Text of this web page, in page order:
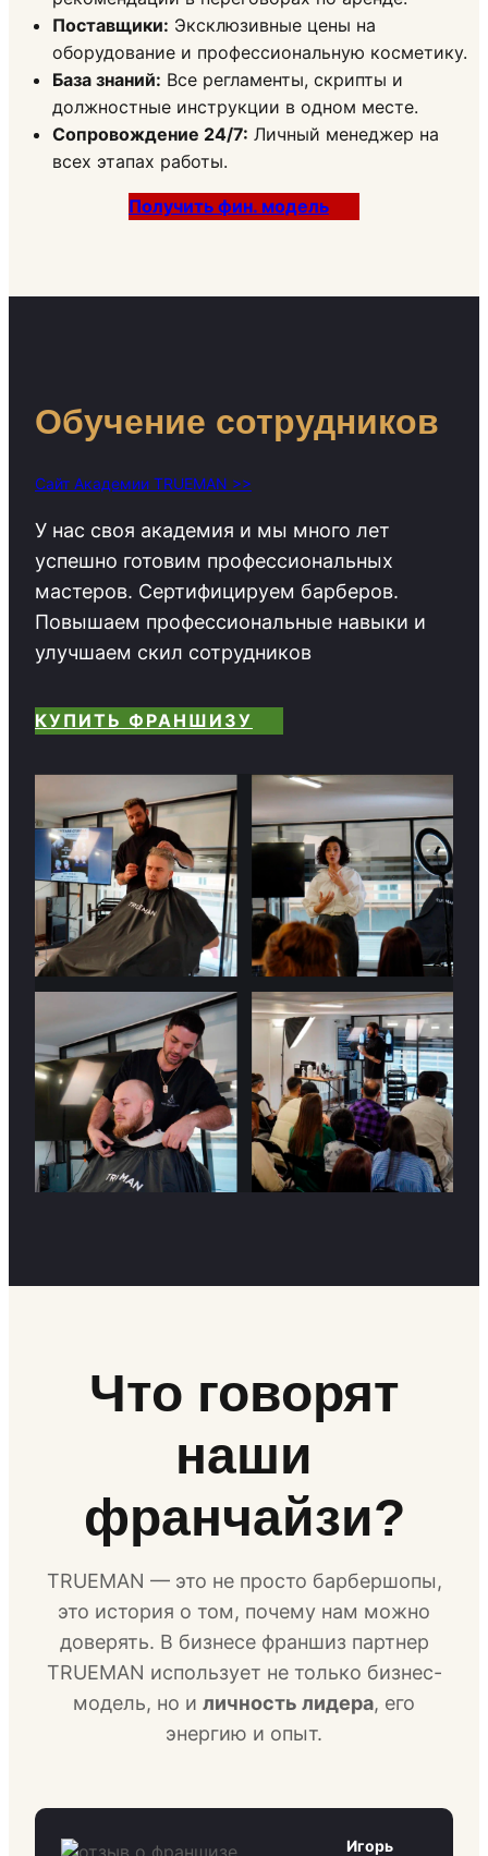
Поставщики: Эксклюзивные цены на
оборудование и профессиональную косметику.
База знаний: Все регламенты, скрипты и
должностные инструкции в одном месте.
Сопровождение 24/7: Личный менеджер на
всех этапах работы.
Получить фин. модель
Обучение сотрудников
Сайт Академии TRUEMAN >>
У нас своя академия и мы много лет
успешно готовим профессиональных
мастеров. Сертифицируем барберов.
Повышаем профессиональные навыки и
улучшаем скил сотрудников
КУПИТЬ ФРАНШИЗУ
Что говорят
наши
франчайзи?
TRUEMAN — это не просто барбершопы,
это история о том, почему нам можно
доверять. В бизнесе франшиз партнер
TRUEMAN использует не только бизнес-
модель, но и личность лидера, его
энергию и опыт.
Игорь